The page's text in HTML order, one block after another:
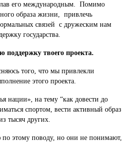
его международным. Помимо
образа жизни, привлечь
связей с дружеским нам
государства.
поддержку твоего проекта.
того, что мы привлекли
этого проекта.
нации», на тему “как довести до
спортом, вести активный образ
тысяч других.
этому поводу, но они не понимают,